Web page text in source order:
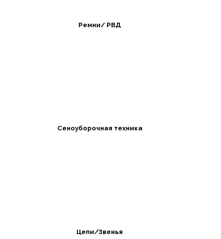
Ремни/ РВД
Сеноуборочная техника
Цепи/Звенья